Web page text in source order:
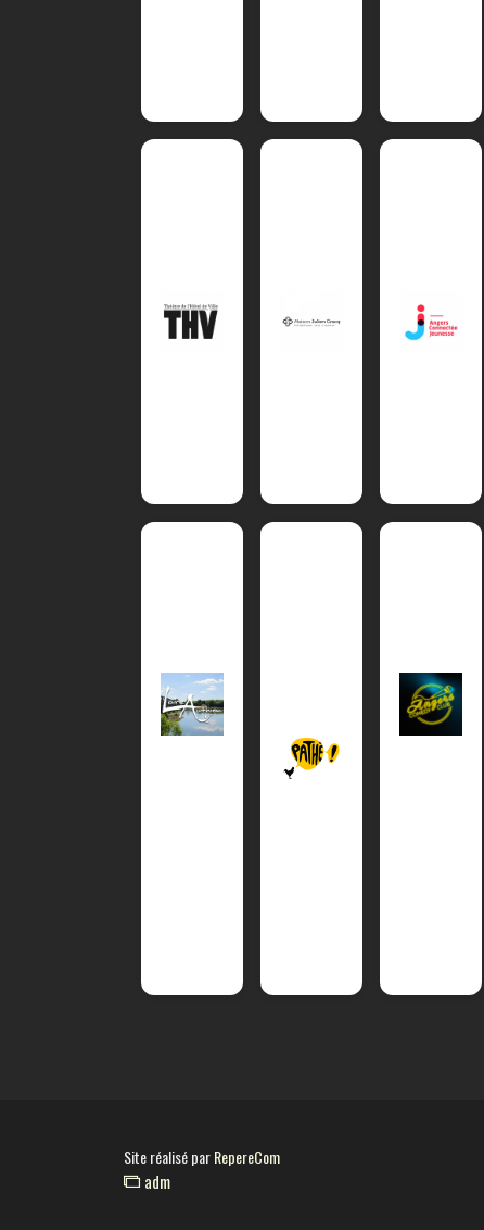
Site réalisé parRepereCom
adm